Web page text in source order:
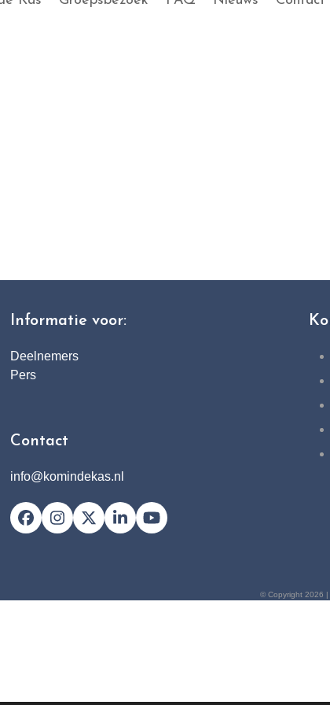
Informatie voor:
Deelnemers
Pers
Contact
info@komindekas.nl
Facebook
Instagram
X LinkedInYouTube
© Copyright 2026 |